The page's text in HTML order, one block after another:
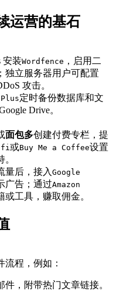
运营的基石
安装Wordfence ，启用二
独立服务器用户可配置
攻击。
定时备份数据库和文
Drive。
面包多创建付费专栏，提
fi或Buy Me a Coffee设置
量后，接入Google
广告；通过Amazon
或工具，赚取佣金。
流程，例如：
，附带热门文章链接。